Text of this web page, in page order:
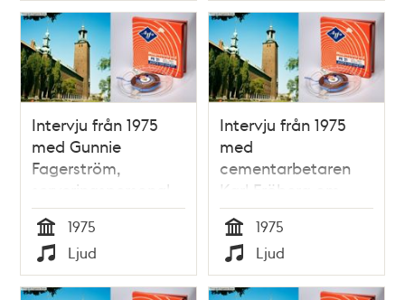
Intervju från 1975
med Gunnie
Fagerström,
serveringspersonal
på Futten vid
Stadshusbygget
Tid
1975
Typ
Ljud
Intervju från 1975
med
cementarbetaren
Karl Fröberg om
Stadshusbygget
Tid
1975
Typ
Ljud